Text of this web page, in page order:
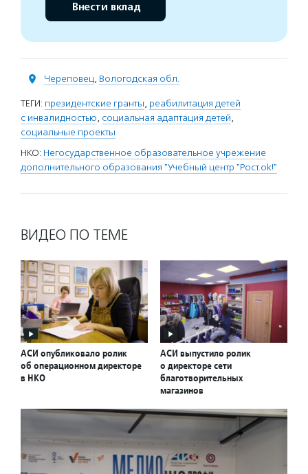
Внести вклад
Череповец, Вологодская обл.
ТЕГИ: президентские гранты, реабилитация детей
с инвалидностью, социальная адаптация детей,
социальные проекты
НКО: Негосударственное образовательное учрежение
дополнительного образования "Учебный центр "Рост.ok!"
ВИДЕО ПО ТЕМЕ
АСИ опубликовало ролик
об операционном директоре
в НКО
АСИ выпустило ролик
о директоре сети
благотворительных
магазинов